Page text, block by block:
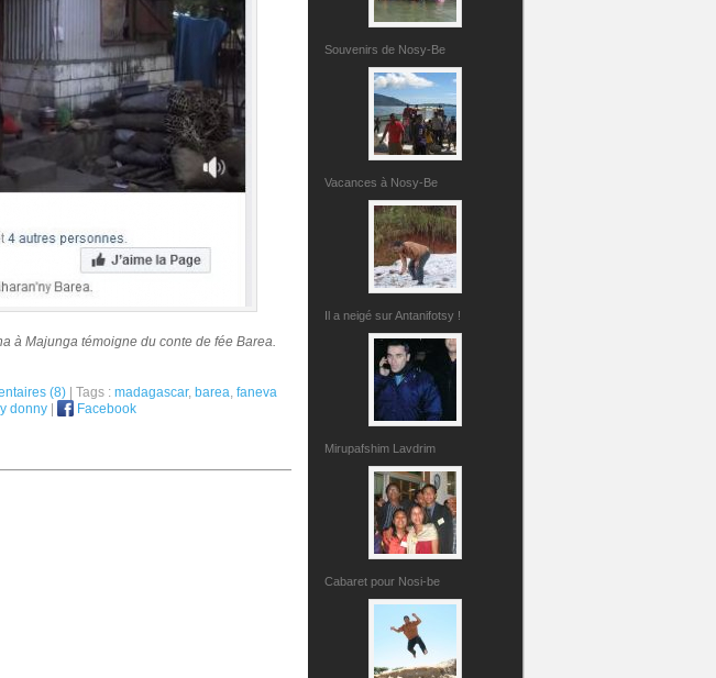
Souvenirs de Nosy-Be
Vacances à Nosy-Be
Il a neigé sur Antanifotsy !
Mirupafshim Lavdrim
Cabaret pour Nosi-be
à Majunga témoigne du conte de fée Barea.
(8) | Tags : madagascar, barea, faneva
donny Facebook